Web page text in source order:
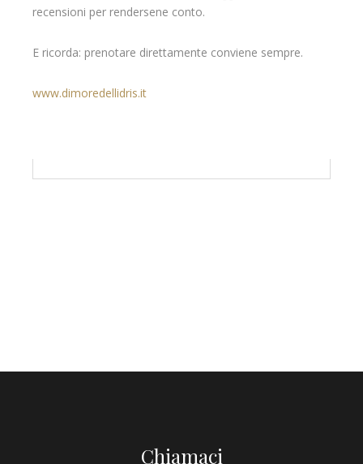
recensioni per rendersene conto.
E ricorda: prenotare direttamente conviene sempre.
www.dimoredellidris.it
Chiamaci